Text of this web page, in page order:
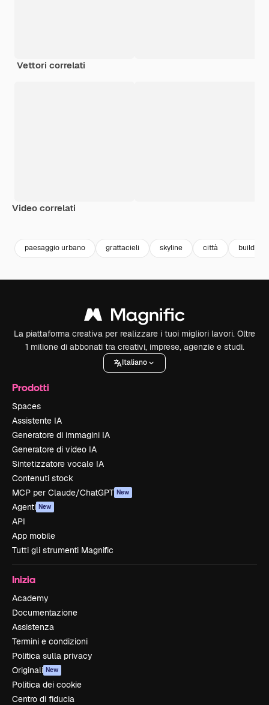
Vettori correlati
Video correlati
paesaggio urbano grattacieli skyline città building
La piattaforma creativa per realizzare i tuoi migliori lavori. Oltre
1 milione di abbonati tra creativi, imprese, agenzie e studi.
Italiano
Prodotti
Spaces
Assistente IA
Generatore di immagini IA
Generatore di video IA
Sintetizzatore vocale IA
Contenuti stock
MCP per Claude/ChatGPT New
Agenti New
API
App mobile
Tutti gli strumenti Magnific
Inizia
Academy
Documentazione
Assistenza
Termini e condizioni
Politica sulla privacy
Originali New
Politica dei cookie
Centro di fiducia